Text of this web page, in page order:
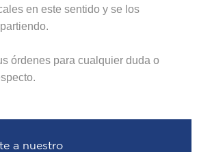
en este sentido y se los
órdenes para cualquier duda o
a nuestro